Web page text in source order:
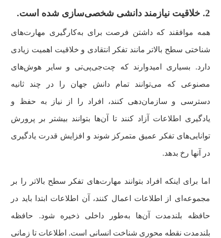
2. خلاقیت نیازمند دانشی شخصی‌سازی شده است.
همه موافقند که داشتن فرصت برای به‌کارگیری مهارت‌های
شناختی سطح بالاتر مانند تفکر انتقادی و خلاقیت اهمیت زیادی
دارد. بسیاری امیدوارند که چت‌جی‌پی‌تی و سایر هوش‌های
مصنوعی که می‌توانند تمام دانش جهان را در چند ثانیه
دسترسی و سازمان‌دهی کنند، افراد را از نیاز به حفظ و
یادگیری اطلاعات آزاد کنند تا آن‌ها بتوانند بیشتر بر پرورش
توانایی‌های تفکر عمیق متمرکز شوند و افزایش قدرت یادگیری
در آنها رخ بدهد.
اما برای اینکه افراد بتوانند مهارت‌های تفکر سطح بالاتر را بر
مجموعه‌ای از اطلاعات اعمال کنند، آن اطلاعات ابتدا باید در
حافظه بلندمدت آن‌ها به‌طور داخلی ذخیره شود. حافظه
بلندمدت نقطه محوری شناخت انسانی است. اطلاعات تا زمانی